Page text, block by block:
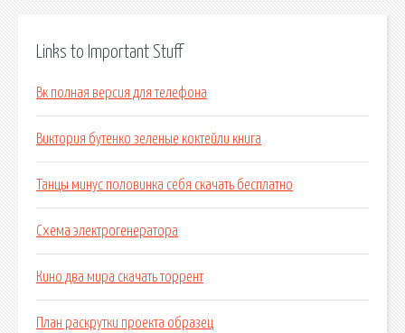
Links to Important Stuff
Вк полная версия для телефона
Виктория бутенко зеленые коктейли книга
Танцы минус половинка себя скачать бесплатно
Схема электрогенератора
Кино два мира скачать торрент
План раскрутки проекта образец